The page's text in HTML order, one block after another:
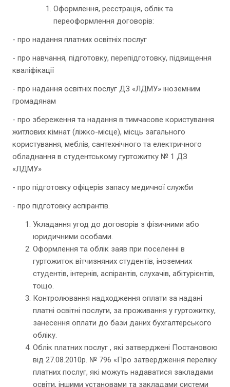
Оформлення, реєстрація, облік та
переоформлення договорів:
- про надання платних освітніх послуг
- про навчання, підготовку, перепідготовку, підвищення
кваліфікації
- про надання освітніх послуг ДЗ «ЛДМУ» іноземним
громадянам
- про збереження та надання в тимчасове користування
житлових кімнат (ліжко-місце), місць загального
користування, меблів, сантехнічного та електричного
обладнання в студентському гуртожитку № 1 ДЗ
«ЛДМУ»
- про підготовку офіцерів запасу медичної служби
- про підготовку аспірантів.
Укладання угод до договорів з фізичними або
юридичними особами.
Оформлення та облік заяв при поселенні в
гуртожиток вітчизняних студентів, іноземних
студентів, інтернів, аспірантів, слухачів, абітурієнтів,
тощо.
Контролювання надходження оплати за надані
платні освітні послуги, за проживання у гуртожитку,
занесення оплати до бази даних бухгалтерського
обліку.
Облік платних послуг , які затверджені Постановою
від 27.08.2010р. № 796 «Про затвердження переліку
платних послуг, які можуть надаватися закладами
освіти, іншими установами та закладами системи